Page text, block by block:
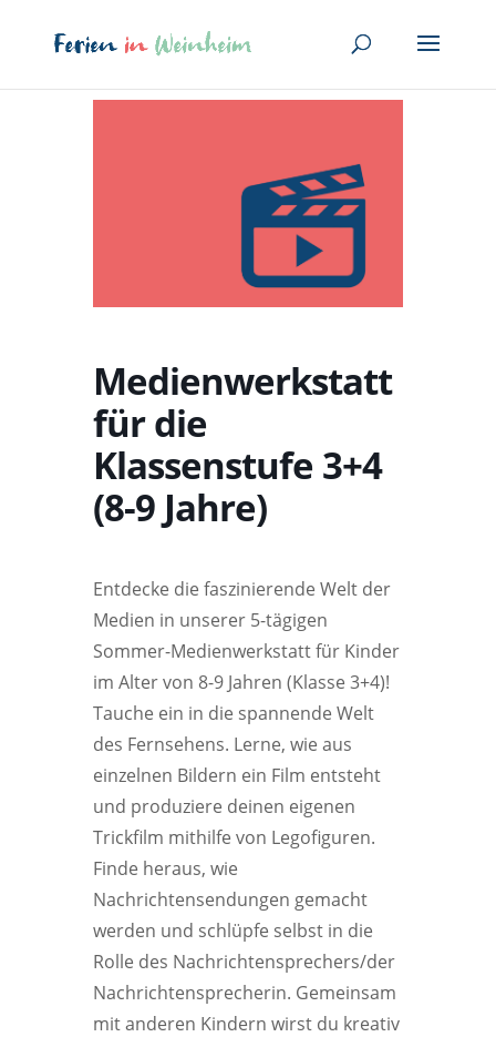
Medienwerkstatt
für die
Klassenstufe 3+4
(8-9 Jahre)
Entdecke die faszinierende Welt der
Medien in unserer 5-tägigen
Sommer-Medienwerkstatt für Kinder
im Alter von 8-9 Jahren (Klasse 3+4)!
Tauche ein in die spannende Welt
des Fernsehens. Lerne, wie aus
einzelnen Bildern ein Film entsteht
und produziere deinen eigenen
Trickfilm mithilfe von Legofiguren.
Finde heraus, wie
Nachrichtensendungen gemacht
werden und schlüpfe selbst in die
Rolle des Nachrichtensprechers/der
Nachrichtensprecherin. Gemeinsam
mit anderen Kindern wirst du kreativ